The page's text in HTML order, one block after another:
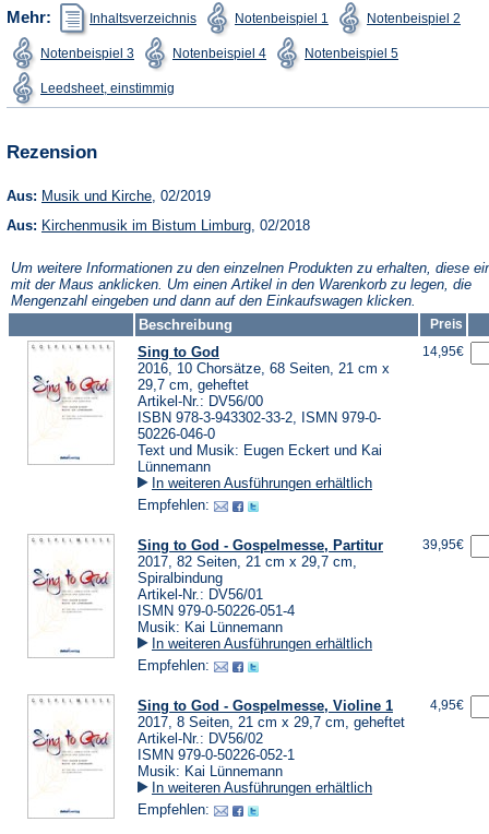
Mehr: Inhaltsverzeichnis
(Öffnet
in
einem
neuen
Notenbeispiel 1
(Öffnet
in
einem
neuen
Notenbeispiel 2in
Notenbeispiel 3
(Öffnet
in
einem
neuen
Tab)
Notenbeispiel 4
(Öffnet
in
einem
Tab)
Notenbeispiel 5in
Tab)
Leedsheet, einstimmig
einem
Rezension
Aus: Musik und Kirche(Öffnet
einem
, 02/2019
Aus: Kirchenmusik im Bistum Limburg(Öffnet
neuen
Tab)
, 02/2018
Um weitere Informationen zu den einzelnen Produkten zu erhalten, diese
mit der Maus anklicken. Um einen Artikel in den Warenkorb zu legen, die
Mengenzahl eingeben und dann auf den Einkaufswagen klicken.
Beschreibung
Preis
Sing to God
2016, 10 Chorsätze, 68 Seiten, 21 cm x
29,7 cm, geheftet
Artikel-Nr.: DV56/00
ISBN 978-3-943302-33-2, ISMN 979-0-
50226-046-0
Text und Musik: Eugen Eckert und Kai
Lünnemann
In weiteren Ausführungen erhältlich
Empfehlen:
14,95€
Sing to God - Gospelmesse, Partitur
2017, 82 Seiten, 21 cm x 29,7 cm,
Spiralbindung
Artikel-Nr.: DV56/01
ISMN 979-0-50226-051-4
Musik: Kai Lünnemann
In weiteren Ausführungen erhältlich
Empfehlen:
39,95€
Sing to God - Gospelmesse, Violine 1
2017, 8 Seiten, 21 cm x 29,7 cm, geheftet
Artikel-Nr.: DV56/02
ISMN 979-0-50226-052-1
Musik: Kai Lünnemann
In weiteren Ausführungen erhältlich
Empfehlen:
4,95€